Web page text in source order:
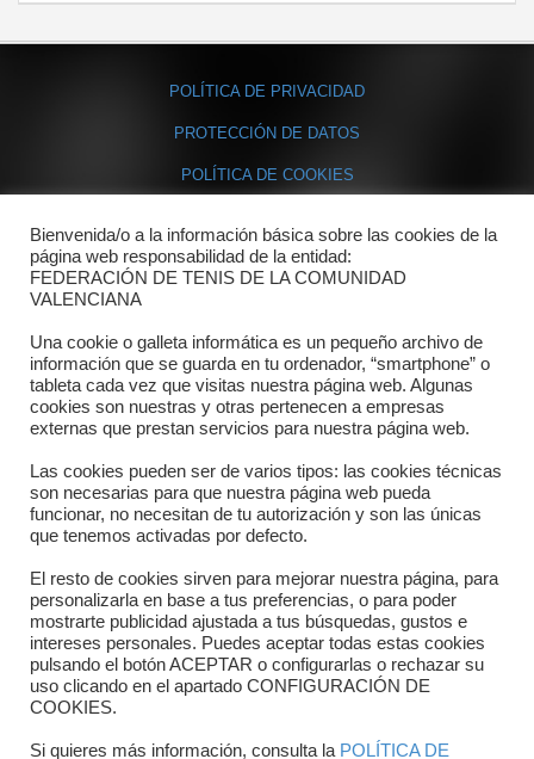
POLÍTICA DE PRIVACIDAD
PROTECCIÓN DE DATOS
POLÍTICA DE COOKIES
Contacto
Dónde estamos
Directorio departamentos
Horario
Formulario de contacto
Copyright © 2025 FTCV
Bienvenida/o a la información básica sobre las cookies de la
página web responsabilidad de la entidad:
FEDERACIÓN DE TENIS DE LA COMUNIDAD
VALENCIANA
Una cookie o galleta informática es un pequeño archivo de
información que se guarda en tu ordenador, “smartphone” o
tableta cada vez que visitas nuestra página web. Algunas
cookies son nuestras y otras pertenecen a empresas
externas que prestan servicios para nuestra página web.
Las cookies pueden ser de varios tipos: las cookies técnicas
son necesarias para que nuestra página web pueda
funcionar, no necesitan de tu autorización y son las únicas
que tenemos activadas por defecto.
El resto de cookies sirven para mejorar nuestra página, para
personalizarla en base a tus preferencias, o para poder
mostrarte publicidad ajustada a tus búsquedas, gustos e
intereses personales. Puedes aceptar todas estas cookies
pulsando el botón ACEPTAR o configurarlas o rechazar su
uso clicando en el apartado CONFIGURACIÓN DE
COOKIES.
Si quieres más información, consulta la POLÍTICA DE